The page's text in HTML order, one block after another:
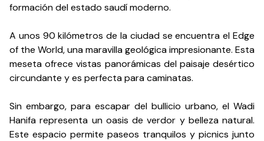
formación del estado saudí moderno.
A unos 90 kilómetros de la ciudad se encuentra el Edge
of the World, una maravilla geológica impresionante. Esta
meseta ofrece vistas panorámicas del paisaje desértico
circundante y es perfecta para caminatas.
Sin embargo, para escapar del bullicio urbano, el Wadi
Hanifa representa un oasis de verdor y belleza natural.
Este espacio permite paseos tranquilos y picnics junto